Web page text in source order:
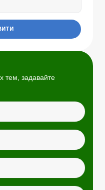
тем, задавайте